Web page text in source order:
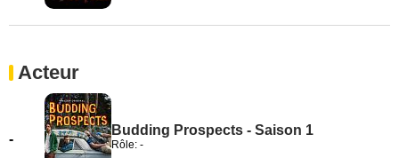
Acteur
-
Budding Prospects - Saison 1
Rôle: -